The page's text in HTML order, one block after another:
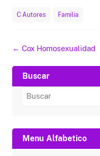
C Autores Familia
Navegación
entradas
← Cox Homosexualidad
Buscar
Buscar
Menu Alfabetico